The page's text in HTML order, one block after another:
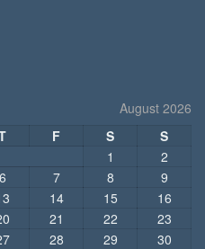
August 2026
F S
S
1
2
6 7 8
9
14 15
16
21 22
23
28 29
30